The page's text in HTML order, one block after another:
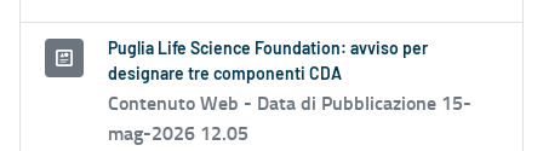
Puglia Life Science Foundation: avviso per
designare tre componenti CDA
Contenuto Web - Data di Pubblicazione 15-
mag-2026 12.05